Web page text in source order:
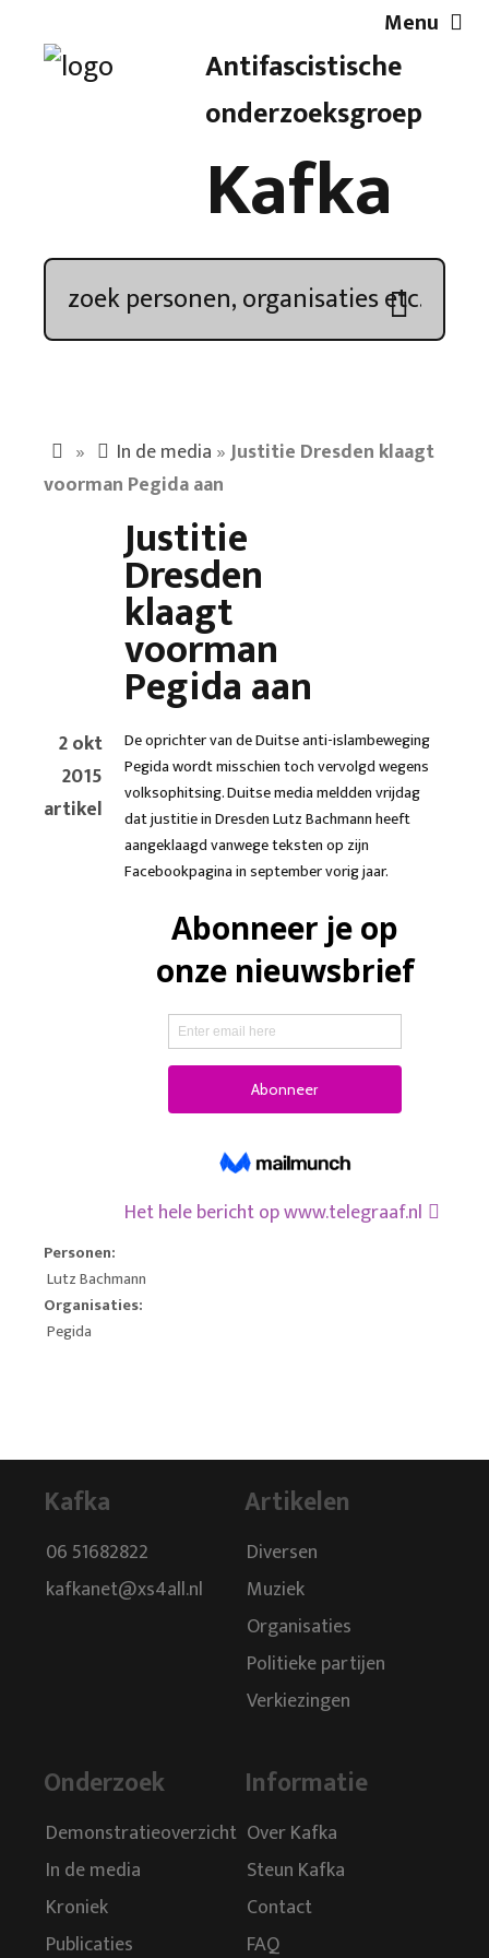
Antifascistische
onderzoeksgroep
Kafka
Menu
Artikelen
Demonstratieoverzicht
Kroniek
Nieuwsbrief
» In de media »Justitie Dresden klaagt
voorman Pegida aan
Justitie
Dresden
klaagt
voorman
Pegida aan
2 okt
2015
artikel
De oprichter van de Duitse anti-islambeweging
Pegida wordt misschien toch vervolgd wegens
volksophitsing. Duitse media meldden vrijdag
dat justitie in Dresden Lutz Bachmann heeft
aangeklaagd vanwege teksten op zijn
Facebookpagina in september vorig jaar.
Het hele bericht opwww.telegraaf.nl
Personen:
Lutz Bachmann
Organisaties:
Pegida
Kafka
06 51682822
kafkanet@xs4all.nl
Artikelen
Diversen
Muziek
Organisaties
Politieke partijen
Verkiezingen
Onderzoek
Demonstratieoverzicht
In de media
Kroniek
Publicaties
Informatie
Over Kafka
Steun Kafka
Contact
FAQ